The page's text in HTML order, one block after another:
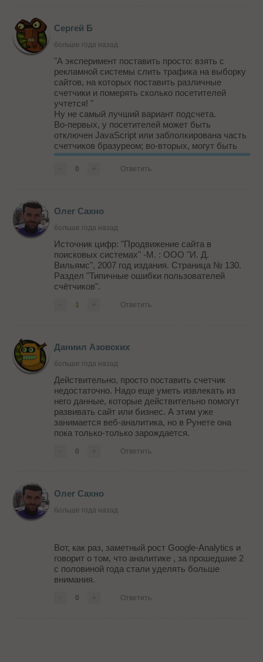
Сергей Б
больше года назад
"А эксперимент поставить просто: взять с
рекламной системы слить трафика на выборку
сайтов, на которых поставить различные
счетчики и померять сколько посетителей
учтется! "
Ну не самый лучший вариант подсчета.
Во-первых, у посетителей может быть
отключен JavaScript или заблолкирована часть
счетчиков бразуреом; во-вторых, могут быть
проблемы при загрузке, например,
недогрузилась полностью страница у
0 Ответить
Олег Сахно
больше года назад
Источник цифр: "Продвижение сайта в
поисковых системах" -М. : ООО "И. Д.
Вильямс", 2007 год издания. Страница № 130.
Раздел "Типичные ошибки пользователей
счётчиков".
1 Ответить
Даниил Азовских
больше года назад
Действительно, просто поставить счетчик
недостаточно. Надо еще уметь извлекать из
него данные, которые действительно помогут
развивать сайт или бизнес. А этим уже
занимается веб-аналитика, но в Рунете она
пока только-только зарождается.
0 Ответить
Олег Сахно
больше года назад
Вот, как раз, заметный рост Google-Analytics и
говорит о том, что аналитике , за прошедшие 2
с половиной года стали уделять больше
внимания.
0 Ответить